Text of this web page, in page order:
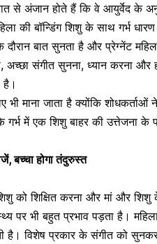
से अंजान होते हैं कि वे आयुर्वेद के
की बॉन्डिंग शिशु के साथ गर्भ
दौरान बात सुनता है और प्रेग्नेंट
अच्छा संगीत सुनना, ध्यान करना
है।
भी माना जाता है क्योंकि
में एक शिशु बाहर की उत्तेजना के
बच्चा होगा तंदुरुस्त
को शिक्षित करना और मां और शिशु
पर भी बहुत प्रभाव पड़ता है।
है।विशेष प्रकार के संगीत को